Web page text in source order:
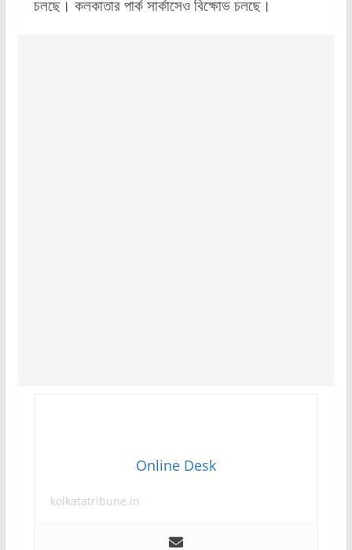
চলছে। কলকাতার পার্ক সার্কাসেও বিক্ষোভ চলছে।
Online Desk
kolkatatribune.in